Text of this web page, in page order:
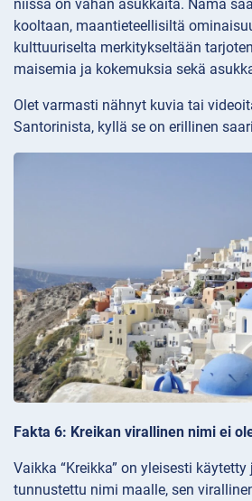
niissä on vähän asukkaita. Nämä
kooltaan, maantieteellisiltä
kulttuuriselta merkitykseltään
maisemia ja kokemuksia sekä
Olet varmasti nähnyt kuvia tai
Santorinista, kyllä se on erillinen
Fakta 6: Kreikan virallinen nimi ei
Vaikka “Kreikka” on yleisesti
tunnustettu nimi maalle, sen